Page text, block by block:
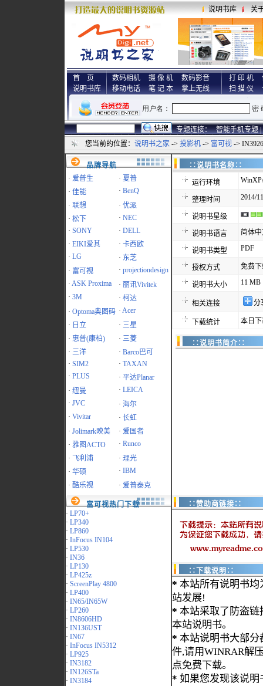
说明书库 关
首 页
说明书库
数码相机 摄 像 机
数码影音
移动电话
笔 记 本 掌上无线
打 印 机
扫 描 仪
专题连接： 智能手机专题 |
您当前的位置： 说明书之家 -> 投影机 -> 富可视 ->
品牌导航
· 爱普生 · 夏普
· 佳能 · BenQ
· 联想 · 优派
· 松下 · NEC
· SONY · DELL
· EIKI爱其 · 卡西欧
· LG · 东芝
· 富可视 · projectiondesign
· ASK Proxima · 丽讯Vivitek
· 3M · 柯达
· Optoma奥图码 · Acer
· 日立 · 三星
· 惠普(康柏) · 三菱
· 三洋 · Barco巴可
· SIM2 · TAXAN
· PLUS · 平达Planar
· 纽曼 · LEICA
· JVC · 海尔
· Vivitar · 长虹
· Jolimark映美 · 爱国者
· 雅图ACTO · Runco
·
飞利浦 · 理光
· 华硕 · IBM
· 酷乐视 · 爱普泰克
富可视热门下载
· LP70+
· LP340
· LP860
· InFocus IN104
· LP530
· IN36
· LP130
· LP425z
· ScreenPlay 4800
· LP400
· IN65/IN65W
· LP260
· IN8606HD
· IN136UST
· IN67
· InFocus IN5312
· LP925
· IN3182
· IN126STa
· IN3184
∷说明书名
运行环境
整理时间 2014/
说明书星级
说明书语言 简体
说明书类型 PDF
授权方式 免费
说明书大小 11 MB
相关连接 分
下载统计 本日
∷说明书简介∷
∷赞助商链接∷
∷下载说明∷
* 本站所有说明书均
站发展!
* 本站采取了防盗链
本站说明书。
* 本站说明书大部分
件,请用WINRAR解
点免费下载。
* 如果您发现该说明